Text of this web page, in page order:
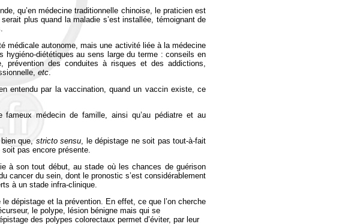
qu’en médecine traditionnelle chinoise, le praticien est
plus quand la maladie s’est installée, témoignant de
médicale autonome, mais une activité liée à la médecine
hygiéno-diététiques au sens large du terme : conseils en
prévention des conduites à risques et des addictions,
etc
entendu par la vaccination, quand un vaccin existe, ce
médecin de famille, ainsi qu’au pédiatre et au
bien que,stricto sensu , le dépistage ne soit pas tout-à-fait
pas encore présente.
à son tout début, au stade où les chances de guérison
cancer du sein, dont le pronostic s’est considérablement
à un stade infra-clinique.
dépistage et la prévention. En effet, ce que l’on cherche
le polype, lésion bénigne mais qui se
des polypes colorectaux permet d’éviter, par leur